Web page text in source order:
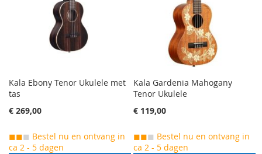
Kala Ebony Tenor Ukulele met
tas
€ 269,00
◼◼◼ Bestel nu en ontvang in
ca 2 - 5 dagen
Kala Gardenia Mahogany
Tenor Ukulele
€ 119,00
◼◼◼ Bestel nu en ontvang in
ca 2 - 5 dagen